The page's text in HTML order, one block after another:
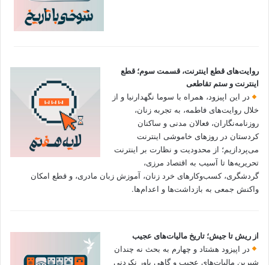
روایت‌های قطع اینترنت، قسمت سوم؛ قطع
اینترنت و ستم تقاطعی
در این اپیزود، همراه با سوما نگهدارنیا و از
خلال روایت‌های فاطمه، به تجربه زنان،
روزنامه‌نگاران، فعالان مدنی و ساکنان
کردستان در روزهای خاموشی اینترنت
می‌پردازیم؛ از محدودیت و نظارت بر اینترنت
تحریریه‌ها تا آسیب به اقتصاد مرزی،
گردشگری، کسب‌وکارهای خرد زنان، آموزش زبان مادری، و قطع امکان
واکنش جمعی به بازداشت‌ها و اعدام‌ها.
از ریش تا جیش؛ تاریخ مالیات‌های عجیب
در اپیزود هشتاد و چهارم به بحث نه چندان
شیرین مالیات‌های عجیب و گاهی باور نکردنی‌